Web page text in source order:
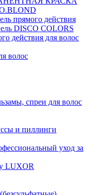
прямого действия
DISCO COLORS
действия для волос
волос
спреи для волос
и пиллинги
уход за
LUXOR